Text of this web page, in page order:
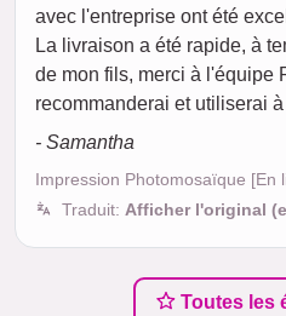
avec l'entreprise ont été
La livraison a été rapide, à
de mon fils, merci à l'équipe
recommanderai et utiliserai
- Samantha
Impression Photomosaïque [En
Traduit: Afficher l'original
Toutes les